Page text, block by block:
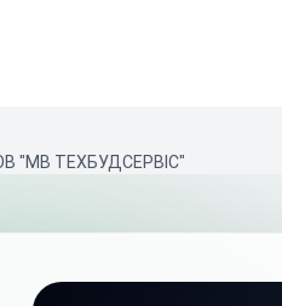
"МВ ТЕХБУДСЕРВІС"